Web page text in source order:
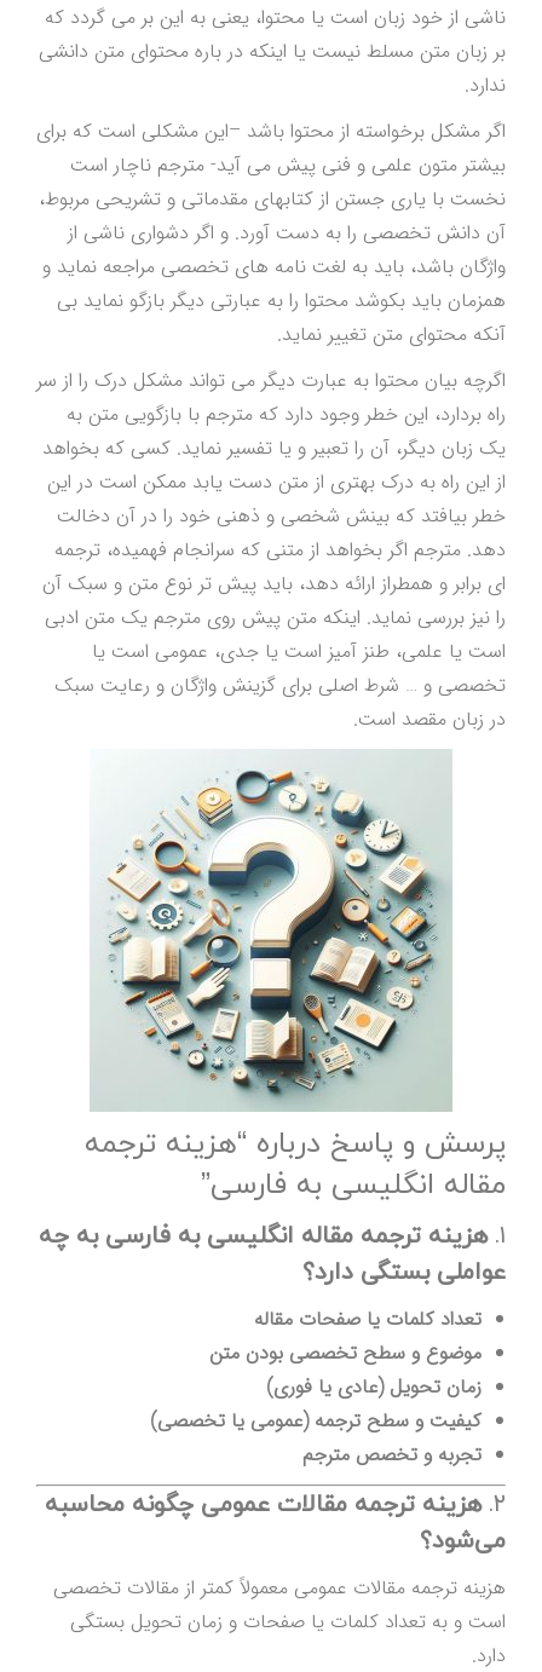
ناشی از خود زبان است یا محتوا، یعنی به این بر می گردد که
بر زبان متن مسلط نیست یا اینکه در باره محتوای متن دانشی
ندارد.
اگر مشکل برخواسته از محتوا باشد –این مشکلی است که برای
بیشتر متون علمی و فنی پیش می آید- مترجم ناچار است
نخست با یاری جستن از کتابهای مقدماتی و تشریحی مربوط،
آن دانش تخصصی را به دست آورد. و اگر دشواری ناشی از
واژگان باشد، باید به لغت نامه های تخصصی مراجعه نماید و
همزمان باید بکوشد محتوا را به عبارتی دیگر بازگو نماید بی
آنکه محتوای متن تغییر نماید.
اگرچه بیان محتوا به عبارت دیگر می تواند مشکل درک را از سر
راه بردارد، این خطر وجود دارد که مترجم با بازگویی متن به
یک زبان دیگر، آن را تعبیر و یا تفسیر نماید. کسی که بخواهد
از این راه به درک بهتری از متن دست یابد ممکن است در این
خطر بیافتد که بینش شخصی و ذهنی خود را در آن دخالت
دهد. مترجم اگر بخواهد از متنی که سرانجام فهمیده، ترجمه
ای برابر و همطراز ارائه دهد، باید پیش تر نوع متن و سبک آن
را نیز بررسی نماید. اینکه متن پیش روی مترجم یک متن ادبی
است یا علمی، طنز آمیز است یا جدی، عمومی است یا
تخصصی و … شرط اصلی برای گزینش واژگان و رعایت سبک
در زبان مقصد است.
پرسش و پاسخ درباره “هزینه ترجمه
مقاله انگلیسی به فارسی”
۱. هزینه ترجمه مقاله انگلیسی به فارسی به چه
عواملی بستگی دارد؟
تعداد کلمات یا صفحات مقاله
موضوع و سطح تخصصی بودن متن
زمان تحویل (عادی یا فوری)
کیفیت و سطح ترجمه (عمومی یا تخصصی)
تجربه و تخصص مترجم
۲. هزینه ترجمه مقالات عمومی چگونه محاسبه
می‌شود؟
هزینه ترجمه مقالات عمومی معمولاً کمتر از مقالات تخصصی
است و به تعداد کلمات یا صفحات و زمان تحویل بستگی
دارد.